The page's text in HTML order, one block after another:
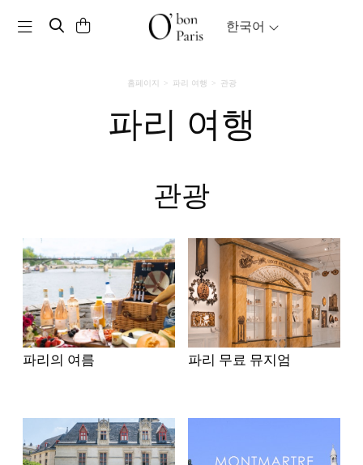
Toggle navigation 한국어
홈페이지 파리 여행 관광
파리 여행
관광
파리의 여름 파리 무료 뮤지엄